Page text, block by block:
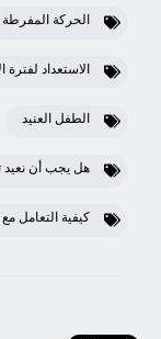
الحركة المفرطة
الاستعداد لفترة
الطفل العنيد
هل يجب أن نعيد
كيفية التعامل مع